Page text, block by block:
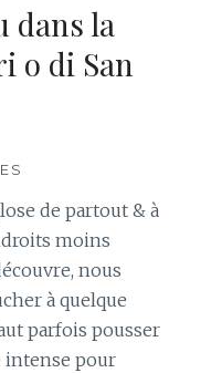
dans la
o di San
de partout & à
moins
nous
à quelque
parfois pousser
intense pour